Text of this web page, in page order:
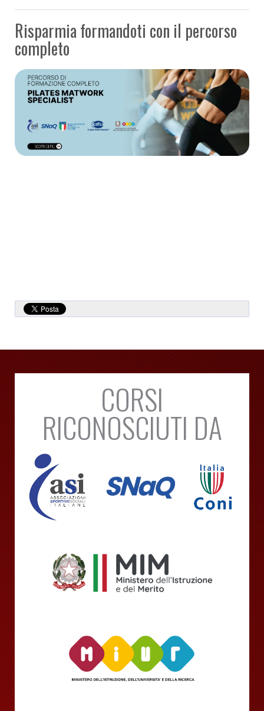
Risparmia formandoti con il percorso
completo
CORSI
RICONOSCIUTI DA